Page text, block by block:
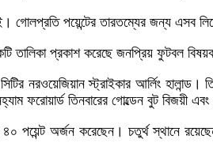
গোলপ্রতি পয়েন্টের তারতম্যের জন্য এসব
তালিকা প্রকাশ করেছে জনপ্রিয় ফুটবল
নরওয়েজিয়ান স্ট্রাইকার আর্লিং
ফরোয়ার্ড তিনবারের গোল্ডেন বুট বিজয়ী
পয়েন্ট অর্জন করেছেন। চতুর্থ স্থানে